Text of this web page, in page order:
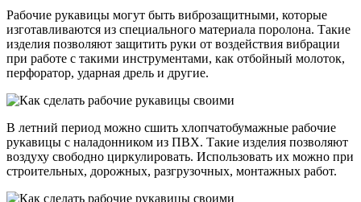
Рабочие рукавицы могут быть виброзащитными, которые
изготавливаются из специального материала поролона. Такие
изделия позволяют защитить руки от воздействия вибрации
при работе с такими инструментами, как отбойный молоток,
перфоратор, ударная дрель и другие.
В летний период можно сшить хлопчатобумажные рабочие
рукавицы с наладонником из ПВХ. Такие изделия позволяют
воздуху свободно циркулировать. Использовать их можно при
строительных, дорожных, разгрузочных, монтажных работ.